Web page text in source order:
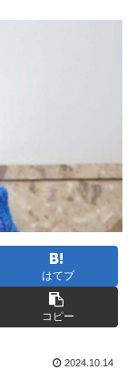
はてブ
コピー
2024.10.14